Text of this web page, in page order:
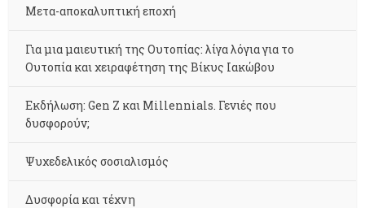
Μετα-αποκαλυπτική εποχή
Για μια μαιευτική της Ουτοπίας: λίγα λόγια για το
Ουτοπία και χειραφέτηση της Βίκυς Ιακώβου
Εκδήλωση: Gen Z και Millennials. Γενιές που
δυσφορούν;
Ψυχεδελικός σοσιαλισμός
Δυσφορία και τέχνη